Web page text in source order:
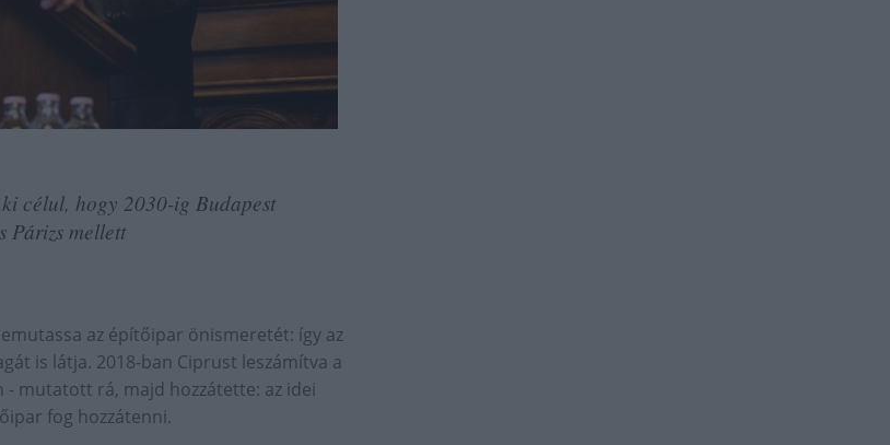
célul, hogy 2030-ig Budapest
Párizs mellett
az építőipar önismeretét: így az
is látja. 2018-ban Ciprust leszámítva a
- mutatott rá, majd hozzátette: az idei
fog hozzátenni.